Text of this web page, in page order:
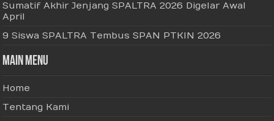
Sumatif Akhir Jenjang SPALTRA 2026 Digelar Awal
April
9 Siswa SPALTRA Tembus SPAN PTKIN 2026
Main Menu
Home
Tentang Kami